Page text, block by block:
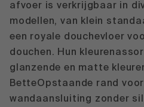
afvoer is verkrijgbaar in
modellen, van klein
een royale douchevloer
douchen. Hun
glanzende en matte
BetteOpstaande rand
wandaansluiting zonder